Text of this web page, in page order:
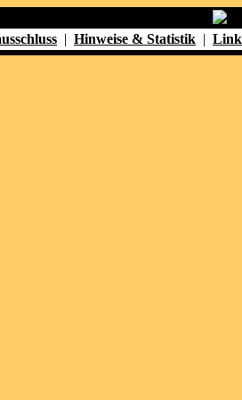
| Hinweise & Statistik |